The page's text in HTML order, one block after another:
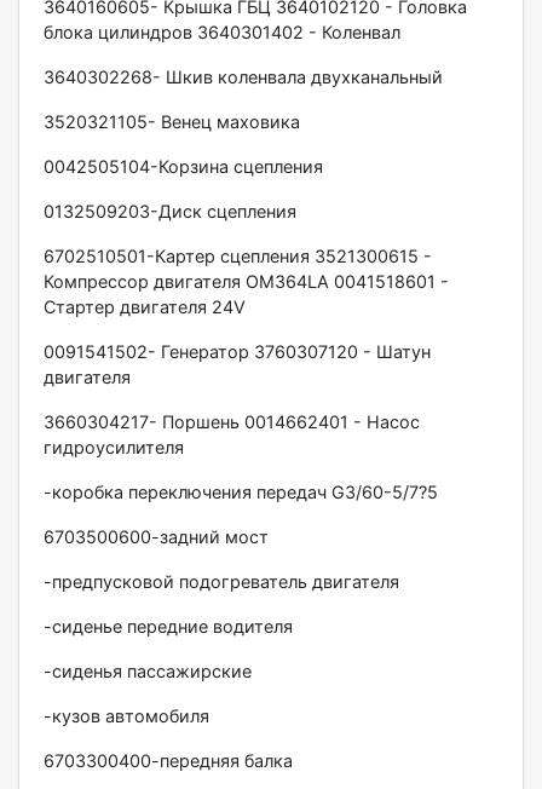
3640160605- Крышка ГБЦ 3640102120 - Головка
блока цилиндров 3640301402 - Коленвал
3640302268- Шкив коленвала двухканальный
3520321105- Венец маховика
0042505104-Корзина сцепления
0132509203-Диск сцепления
6702510501-Картер сцепления 3521300615 -
Компрессор двигателя ОМ364LА 0041518601 -
Стартер двигателя 24V
0091541502- Генератор 3760307120 - Шатун
двигателя
3660304217- Поршень 0014662401 - Насос
гидроусилителя
-коробка переключения передач G3/60-5/7?5
6703500600-задний мост
-предпусковой подогреватель двигателя
-сиденье передние водителя
-сиденья пассажирские
-кузов автомобиля
6703300400-передняя балка